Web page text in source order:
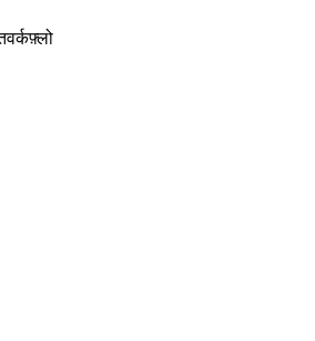
वर्कफ़्लो